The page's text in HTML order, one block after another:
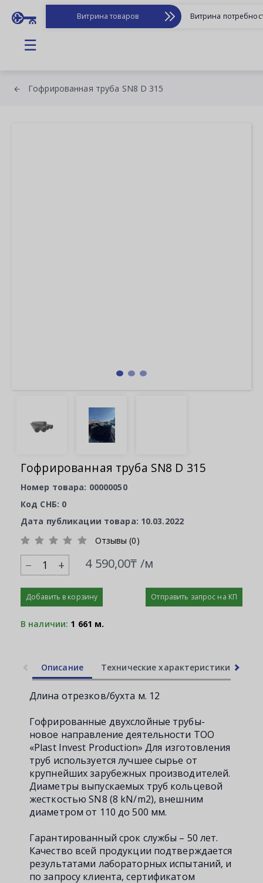
Витрина товаров Витрина
☰
Гофрированная труба SN8 D 315
Гофрированная труба SN8 D 315
Номер товара: 00000050
Код СНБ: 0
Дата публикации товара: 10.03.2022
Отзывы (0)
+ 4 590,00₸ /м
Добавить в корзину Отправить запрос на КП
В наличии: 1 661 м.
Описание Технические характеристики
Длина отрезков/бухта м. 12
Гофрированные двухслойные трубы-
новое направление деятельности ТОО
«Plast Invest Production» Для изготовления
труб используется лучшее сырье от
крупнейших зарубежных производителей.
Диаметры выпускаемых труб кольцевой
жесткостью SN8 (8 kN/m2), внешним
диаметром от 110 до 500 мм.
Гарантированный срок службы – 50 лет.
Качество всей продукции подтверждается
результатами лабораторных испытаний, и
по запросу клиента, сертификатом